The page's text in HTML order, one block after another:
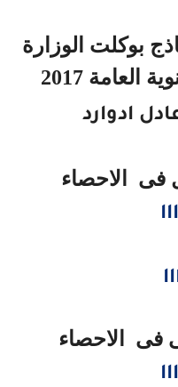
بوكلت الوزارة
العامة 2017
ادوارد
فى الاحصاء
فى الاحصاء